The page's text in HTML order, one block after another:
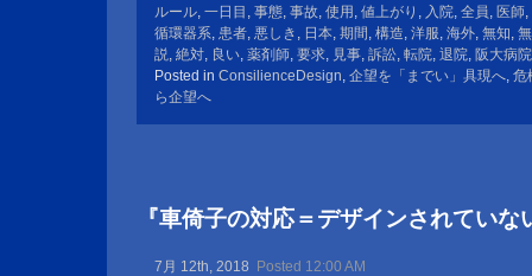
ルール, 一日目 , 事態, 事故, 使用 , 値上がり , 入院, 全員, 医師,
循環器系, 患者, 悪しき , 日本, 期間 , 構造, 洋服, 海外, 無知,
説, 絶対, 良い, 薬剤師, 要求, 見事, 訴訟, 転院, 退院, 阪大病院
Posted in ConsilienceDesign, 企望を「までい」具現へ, 危
ら企望へ
『車倚子の対応＝デザインされていな
7月 12th, 2018 Posted 12:00 AM